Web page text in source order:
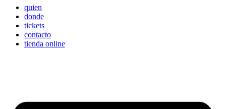
quien
donde
tickets
contacto
tienda online